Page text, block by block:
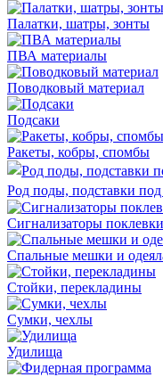
Палатки, шатры, зонты
ПВА материалы
Поводковый материал
Подсаки
Ракеты, кобры, спомбы
Род поды, подставки
Сигнализаторы поклевки
Спальные мешки и
Стойки, перекладины
Сумки, чехлы
Удилища